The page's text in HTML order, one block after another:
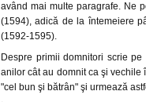
având mai multe paragrafe. Ne
(1594), adică de la întemeiere
(1592-1595).
Despre primii domnitori scrie
anilor cât au domnit ca şi
"cel bun şi bătrân" şi urmează